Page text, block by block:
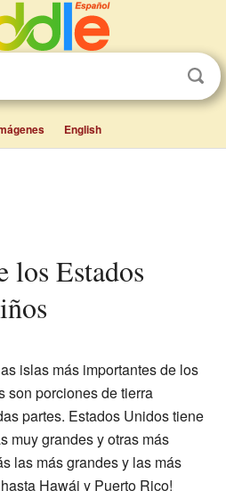
English
islas más importantes de los
son porciones de tierra
partes. Estados Unidos tiene
muy grandes y otras más
las más grandes y las más
Hawái y Puerto Rico!